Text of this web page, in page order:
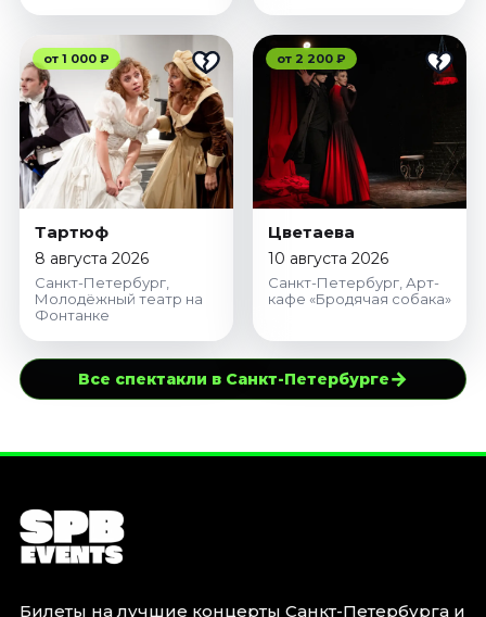
от 1 000 ₽
Тартюф
8 августа 2026
Санкт-Петербург,
Молодёжный театр на
Фонтанке
от 2 200 ₽
Цветаева
10 августа 2026
Санкт-Петербург, Арт-
кафе «Бродячая собака»
Все спектакли в Санкт-Петербурге→
Билеты на лучшие концерты Санкт-Петербурга и